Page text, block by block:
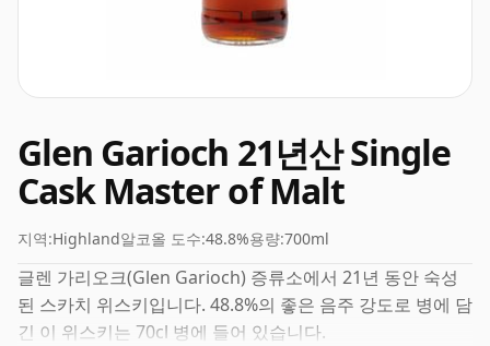
Glen Garioch 21년산 Single
Cask Master of Malt
지역:Highland알코올 도수:48.8%용량:700ml
글렌 가리오크(Glen Garioch) 증류소에서 21년 동안 숙성
된 스카치 위스키입니다. 48.8%의 좋은 음주 강도로 병에 담
긴 이 위스키는 70cl 병에 들어 있습니다.